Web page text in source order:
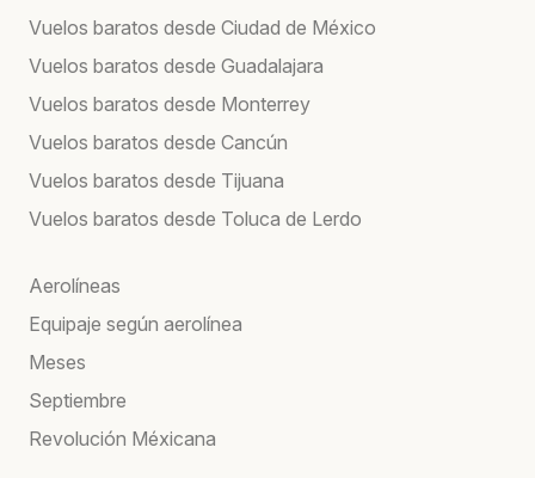
Vuelos baratos desde Ciudad de México
Vuelos baratos desde Guadalajara
Vuelos baratos desde Monterrey
Vuelos baratos desde Cancún
Vuelos baratos desde Tijuana
Vuelos baratos desde Toluca de Lerdo
Aerolíneas
Equipaje según aerolínea
Meses
Septiembre
Revolución Méxicana